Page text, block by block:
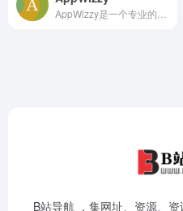
B站导航 ，集网址、资源、